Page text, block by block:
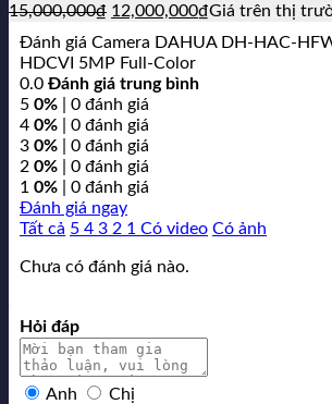
15,000,000₫ Giá
là:
15,000,000₫.
12,000,000₫Giá
tại
Giá trên thị
Đánh giá Camera DAHUA DH-HAC-
HDCVI 5MP Full-Color
0.0 Đánh giá trung bình
5 0% | 0 đánh giá
4 0% | 0 đánh giá
3 0% | 0 đánh giá
2 0% | 0 đánh giá
1 0% | 0 đánh giá
Đánh giá ngay
Tất cả 5 4 3 2 1 Có video Có ảnh
Chưa có đánh giá nào.
Hỏi đáp
Anh Chị